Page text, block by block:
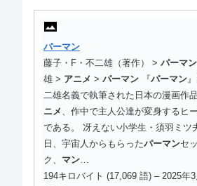
パーマン
藤子・F・不二雄（著作） > パーマン
雄 > アニメ > パーマン 『パーマン
二雄名義で執筆された日本の漫画作
ニメ 、作中で主人公達が変身するヒ
である。 冴えない小学生・須羽ミツ
日、宇宙人からもらったパーマンセ
ク、 マン…
194キロバイト (17,069 語) – 2025年